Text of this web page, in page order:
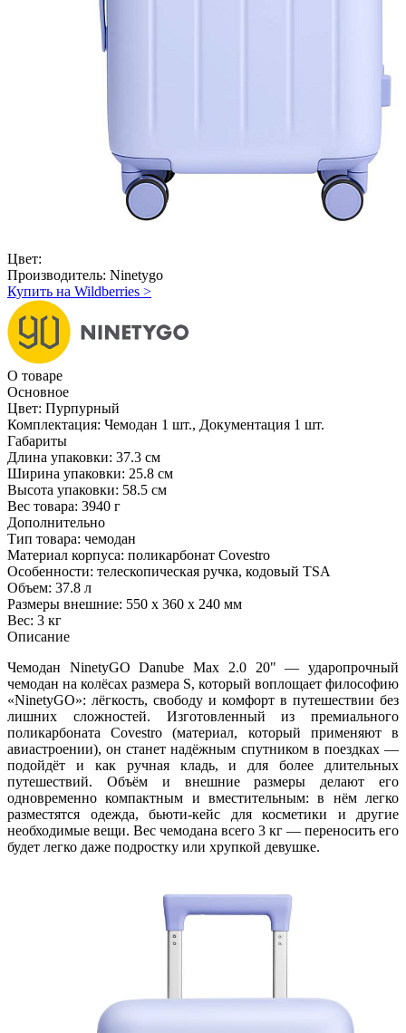
Цвет:
Производитель: Ninetygo
Купить на Wildberries >
О товаре
Основное
Цвет: Пурпурный
Комплектация: Чемодан 1 шт., Документация 1 шт.
Габариты
Длина упаковки: 37.3 см
Ширина упаковки: 25.8 см
Высота упаковки: 58.5 см
Вес товара: 3940 г
Дополнительно
Тип товара: чемодан
Материал корпуса: поликарбонат Covestro
Особенности: телескопическая ручка, кодовый TSA
Объем: 37.8 л
Размеры внешние: 550 х 360 х 240 мм
Вес: 3 кг
Описание
Чемодан NinetyGO Danube Max 2.0 20" — ударопрочный
чемодан на колёсах размера S, который воплощает философию
«NinetyGO»: лёгкость, свободу и комфорт в путешествии без
лишних сложностей. Изготовленный из премиального
поликарбоната Covestro (материал, который применяют в
авиастроении), он станет надёжным спутником в поездках —
подойдёт и как ручная кладь, и для более длительных
путешествий. Объём и внешние размеры делают его
одновременно компактным и вместительным: в нём легко
разместятся одежда, бьюти-кейс для косметики и другие
необходимые вещи. Вес чемодана всего 3 кг — переносить его
будет легко даже подростку или хрупкой девушке.